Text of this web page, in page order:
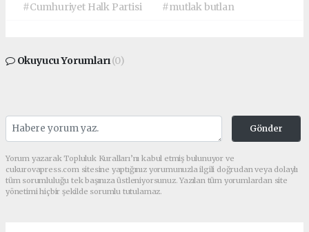
#Cumhuriyet Halk Partisi #mutlak butlan
Okuyucu Yorumları(0)
Gönder
Yorum yazarak Topluluk Kuralları’nı kabul etmiş bulunuyor ve
cukurovapress.com sitesine yaptığınız yorumunuzla ilgili doğrudan veya dolaylı
tüm sorumluluğu tek başınıza üstleniyorsunuz. Yazılan tüm yorumlardan site
yönetimi hiçbir şekilde sorumlu tutulamaz.